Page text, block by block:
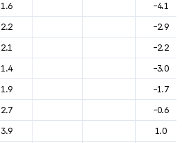
1.6
-4.1
2.2
-2.9
2.1
-2.2
1.4
-3.0
1.9
-1.7
2.7
-0.6
3.9
1.0